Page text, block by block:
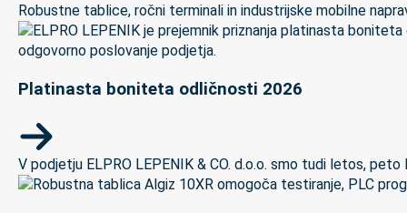
Robustne tablice, ročni terminali in industrijske mobilne
Platinasta boniteta odličnosti 2026
V podjetju ELPRO LEPENIK & CO. d.o.o. smo tudi letos,